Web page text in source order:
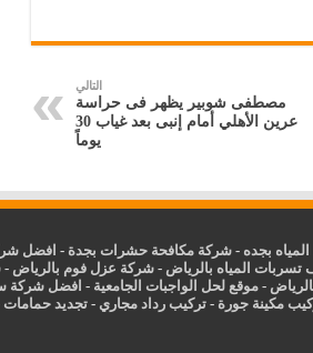
التالي
مصطفى شوبير يظهر فى حراسة
عرين الأهلي أمام إنبى بعد غياب 30
يوماً
بجده -شركة مكافحة حشرات بجدة - افضل
المياه بالرياض -شركة عزل فوم بالرياض -
- موقع لحل الواجبات الجامعية - افضل شركة
مكينة جورة -تركيب رداد مجاري -تجديد حمامات